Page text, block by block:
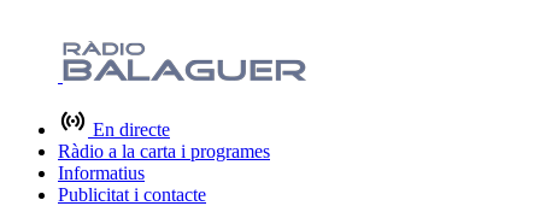
En directe
Ràdio a la carta i programes
Informatius
Publicitat i contacte